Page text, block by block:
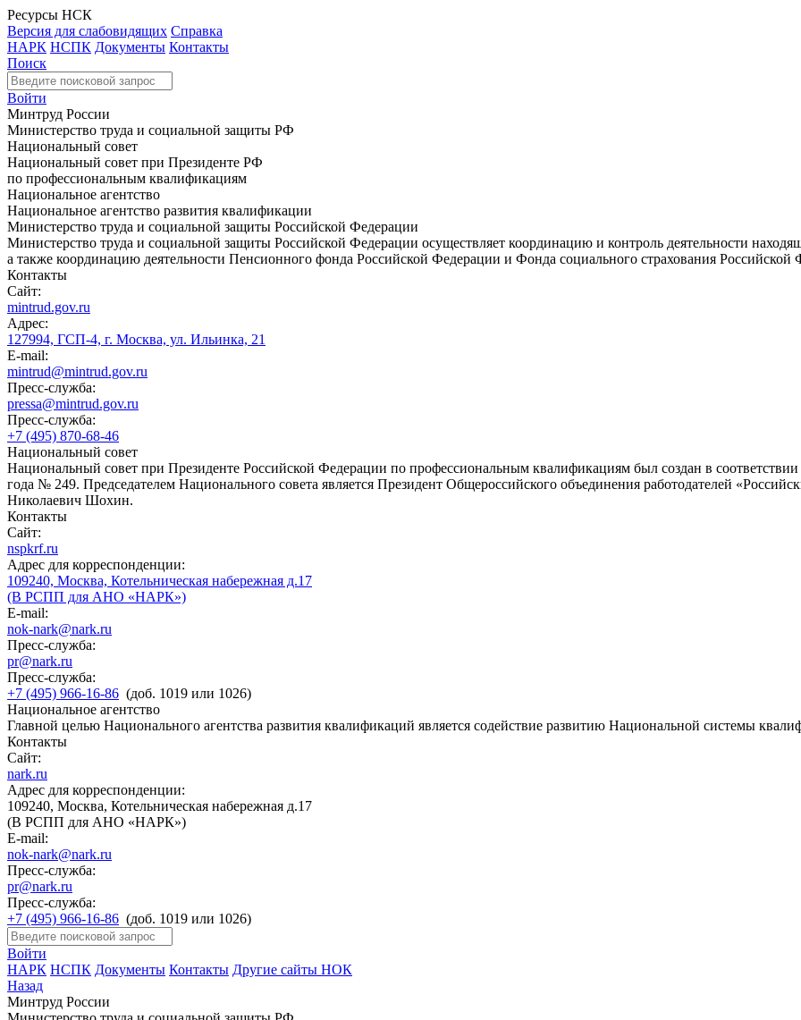
Ресурсы НСК
Версия для слабовидящих Справка
НАРК НСПК Документы Контакты
Поиск
Войти
Минтруд России
Министерство труда и социальной защиты РФ
Национальный совет
Национальный совет при Президенте РФ
по профессиональным квалификациям
Национальное агентство
Национальное агентство развития квалификации
Министерство труда и социальной защиты Российской Федерации
Министерство труда и социальной защиты Российской Федерации осуществляет координацию и контроль деятельности
а также координацию деятельности Пенсионного фонда Российской Федерации и Фонда социального страхования Российской
Контакты
Сайт:
mintrud.gov.ru
Адрес:
127994, ГСП-4, г. Москва, ул. Ильинка, 21
E-mail:
mintrud@mintrud.gov.ru
Пресс-служба:
pressa@mintrud.gov.ru
Пресс-служба:
+7 (495) 870-68-46
Национальный совет
Национальный совет при Президенте Российской Федерации по профессиональным квалификациям был создан в
года № 249. Председателем Национального совета является Президент Общероссийского объединения работодателей
Николаевич Шохин.
Контакты
Сайт:
nspkrf.ru
Адрес для корреспонденции:
109240, Москва, Котельническая набережная д.17
(В РСПП для АНО «НАРК»)
E-mail:
nok-nark@nark.ru
Пресс-служба:
pr@nark.ru
Пресс-служба:
+7 (495) 966-16-86 (доб. 1019 или 1026)
Национальное агентство
Главной целью Национального агентства развития квалификаций является содействие развитию Национальной системы
Контакты
Сайт:
nark.ru
Адрес для корреспонденции:
109240, Москва, Котельническая набережная д.17
(В РСПП для АНО «НАРК»)
E-mail:
nok-nark@nark.ru
Пресс-служба:
pr@nark.ru
Пресс-служба:
+7 (495) 966-16-86 (доб. 1019 или 1026)
Войти
НАРК НСПК Документы Контакты Другие сайты НОК
Назад
Минтруд России